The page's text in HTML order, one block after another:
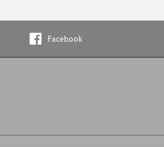
Facebook